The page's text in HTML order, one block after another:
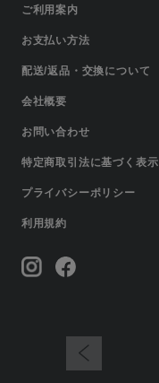
ご利用案内
お支払い方法
配送/返品・交換について
会社概要
お問い合わせ
特定商取引法に基づく表示
プライバシーポリシー
利用規約